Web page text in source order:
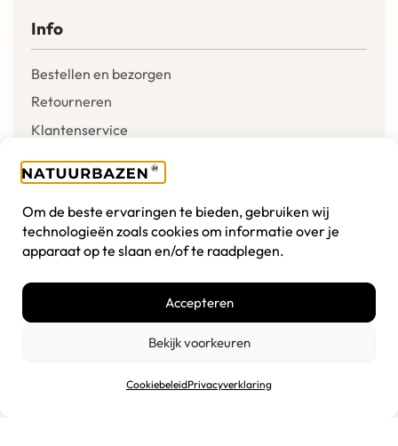
Om de beste ervaringen te bieden, gebruiken wij
technologieën zoals cookies om informatie over je
apparaat op te slaan en/of te raadplegen.
Accepteren
Bekijk voorkeuren
CookiebeleidPrivacyverklaring
Info
Bestellen en bezorgen
Retourneren
Klantenservice
Mijn account
Verlanglijst
Winkelmandje
Over ons
Algemene voorwaarden